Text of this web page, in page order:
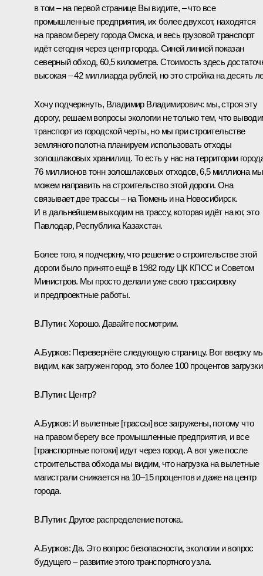
в том – на первой странице Вы видите, – что все
промышленные предприятия, их более двухсот, находятся
на правом берегу города Омска, и весь грузовой транспорт
идёт сегодня через центр города. Синей линией показан
северный обход, 60,5 километра. Стоимость здесь
высокая – 42 миллиарда рублей, но это стройка на десять
Хочу подчеркнуть, Владимир Владимирович: мы, строя эту
дорогу, решаем вопросы экологии не только тем, что
транспорт из городской черты, но мы при строительстве
земляного полотна планируем использовать отходы
золошлаковых хранилищ. То есть у нас на территории
76 миллионов тонн золошлаковых отходов, 6,5 миллиона мы
можем направить на строительство этой дороги. Она
связывает две трассы – на Тюмень и на Новосибирск.
И в дальнейшем выходим на трассу, которая идёт на юг, это
Павлодар, Республика Казахстан.
Более того, я подчеркну, что решение о строительстве этой
дороги было принято ещё в 1982 году ЦК КПСС и Советом
Министров. Мы просто делали уже свою трассировку
и предпроектные работы.
В.Путин: Хорошо. Давайте посмотрим.
А.Бурков: Перевернёте следующую страницу. Вот вверху
видим, как загружен город, это более 100 процентов
В.Путин: Центр?
А.Бурков: И вылетные [трассы] все загружены, потому что
на правом берегу все промышленные предприятия, и все
[транспортные потоки] идут через город. А вот уже после
строительства обхода мы видим, что нагрузка на вылетные
магистрали снижается на 10–15 процентов и даже на центр
города.
В.Путин: Другое распределение потока.
А.Бурков:Да. Это вопрос безопасности, экологии и вопрос
будущего – развитие этого транспортного узла.